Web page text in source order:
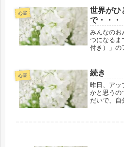
荒野にいる
ちがそのよ
ま...
心霊
世界がひ
で・・・
みんなのお
つになる
付き）」の
て・・・最
ながらほん
心霊 続き
昨日、アッ
かと思うの
だいで、自